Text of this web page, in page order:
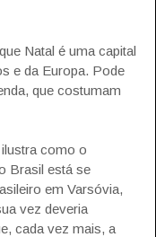
Natal é uma capital
e da Europa. Pode
que costumam
como o
Brasil está se
em Varsóvia,
vez deveria
cada vez mais, a